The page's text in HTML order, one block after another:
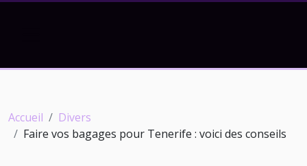
Accueil
Divers
Faire vos bagages pour Tenerife : voici des conseils